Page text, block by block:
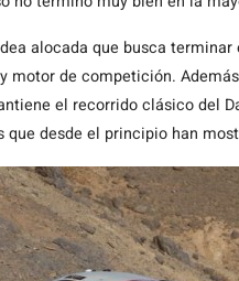
alocada que busca terminar
motor de competición.
el recorrido clásico del
desde el principio han